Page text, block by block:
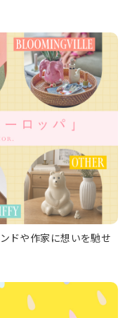
ドや作家に想いを馳せ